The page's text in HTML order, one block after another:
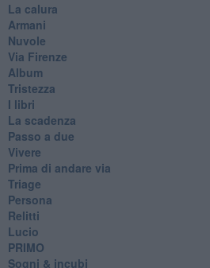
La calura
Armani
Nuvole
Via Firenze
Album
Tristezza
I libri
La scadenza
Passo a due
Vivere
Prima di andare via
Triage
Persona
Relitti
Lucio
PRIMO
Sogni & incubi